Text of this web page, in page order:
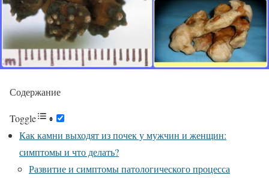
Содержание
Toggle
Как камни выходят из почек у мужчин и женщин:
симптомы и что делать?
Развитие и симптомы патологического процесса